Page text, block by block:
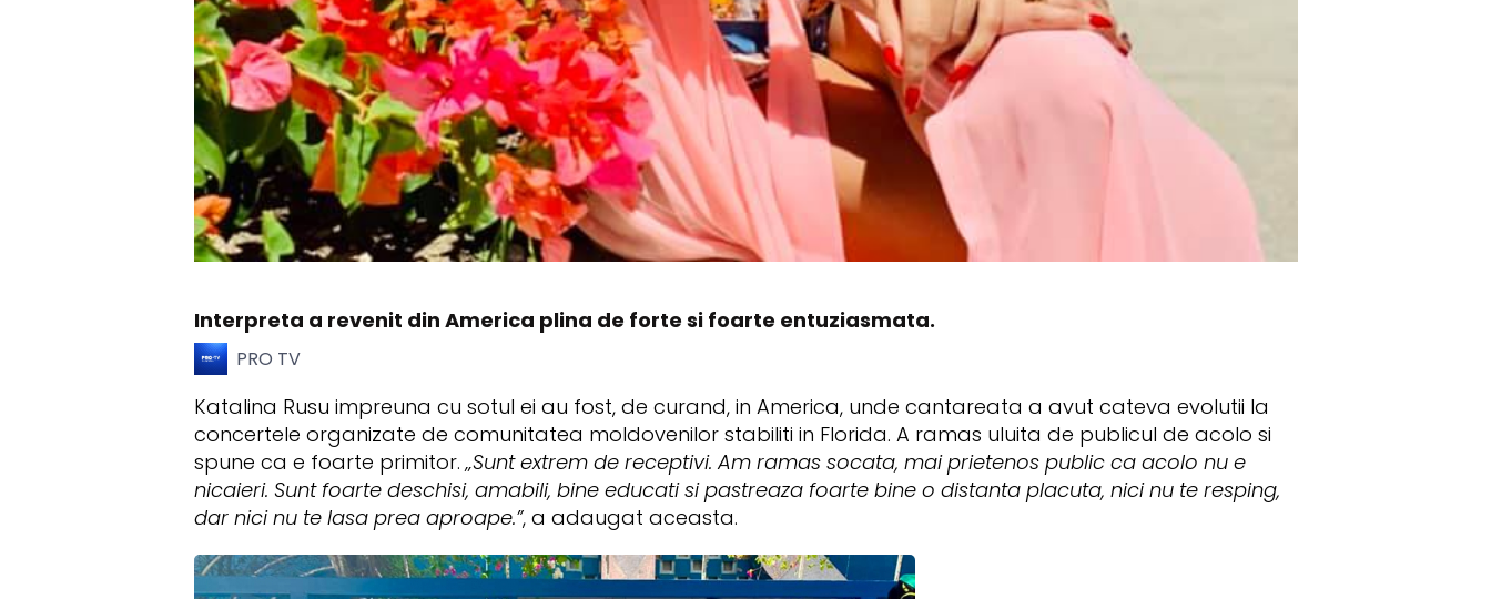
Interpreta a revenit din America plina de forte si foarte entuziasmata.
PRO TV
Katalina Rusu impreuna cu sotul ei au fost, de curand, in America, unde cantareata a avut cateva evolutii la
concertele organizate de comunitatea moldovenilor stabiliti in Florida. A ramas uluita de publicul de acolo si
spune ca e foarte primitor.„Sunt extrem de receptivi. Am ramas socata, mai prietenos public ca acolo nu e
nicaieri. Sunt foarte deschisi, amabili, bine educati si pastreaza foarte bine o distanta placuta, nici nu te resping,
dar nici nu te lasa prea aproape.”, a adaugat aceasta.